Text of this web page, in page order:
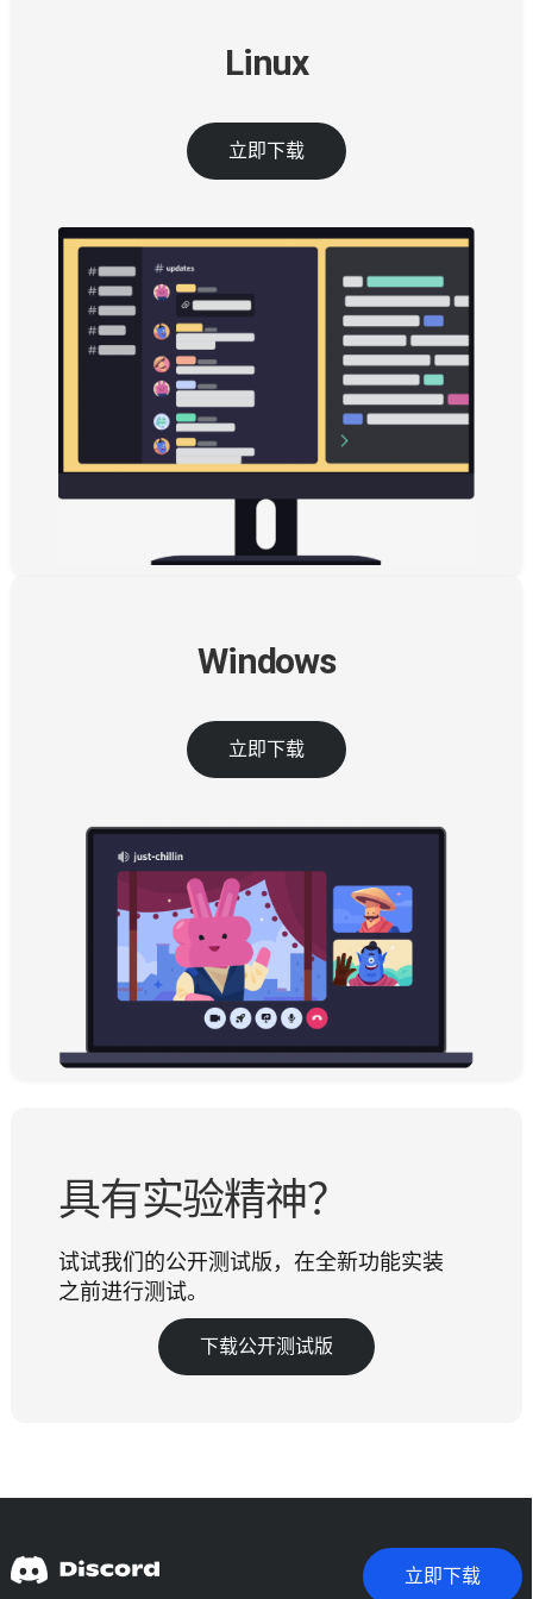
Linux
立即下载
Windows
立即下载
具有实验精神？
试试我们的公开测试版，在全新功能实装
之前进行测试。
下载公开测试版
立即下载